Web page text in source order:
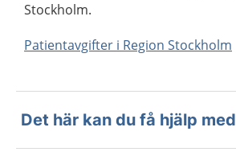
Stockholm.
Patientavgifter i Region Stockholm
Det här kan du få hjälp med